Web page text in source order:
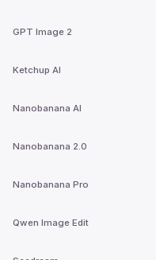
GPT Image 2
Ketchup AI
Nanobanana AI
Nanobanana 2.0
Nanobanana Pro
Qwen Image Edit